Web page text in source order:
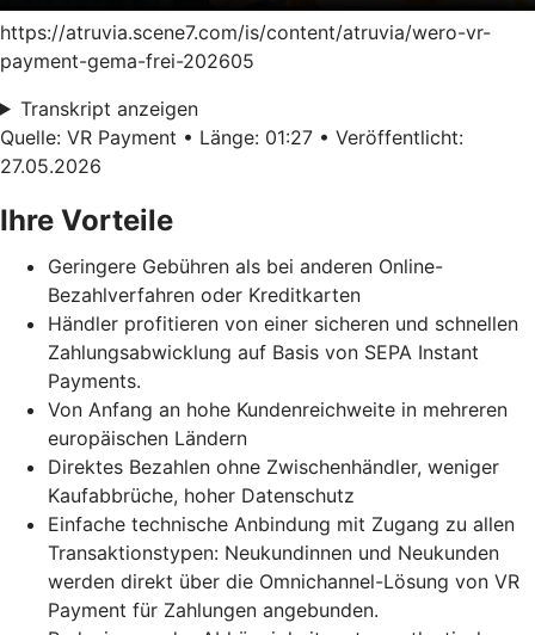
https://atruvia.scene7.com/is/content/atruvia/wero-vr-
payment-gema-frei-202605
Transkript anzeigen
Quelle: VR Payment • Länge: 01:27 • Veröffentlicht:
27.05.2026
Ihre Vorteile
Geringere Gebühren als bei anderen Online-
Bezahlverfahren oder Kreditkarten
Händler profitieren von einer sicheren und schnellen
Zahlungsabwicklung auf Basis von SEPA Instant
Payments.
Von Anfang an hohe Kundenreichweite in mehreren
europäischen Ländern
Direktes Bezahlen ohne Zwischenhändler, weniger
Kaufabbrüche, hoher Datenschutz
Einfache technische Anbindung mit Zugang zu allen
Transaktionstypen: Neukundinnen und Neukunden
werden direkt über die Omnichannel-Lösung von VR
Payment für Zahlungen angebunden.